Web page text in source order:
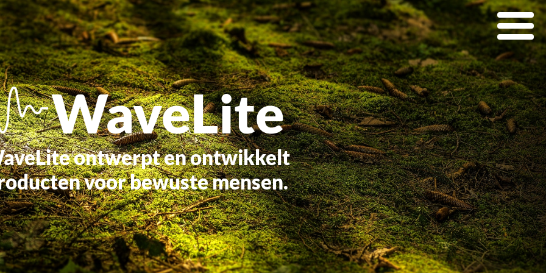
WaveLite
ontwerpt en ontwikkelt
voor bewuste mensen.